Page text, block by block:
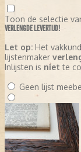
Toon de selectie
VERLENGDE LEVERTIJD!
Let op: Het
lijstenmaker
Inlijsten is niet te
Geen lijst